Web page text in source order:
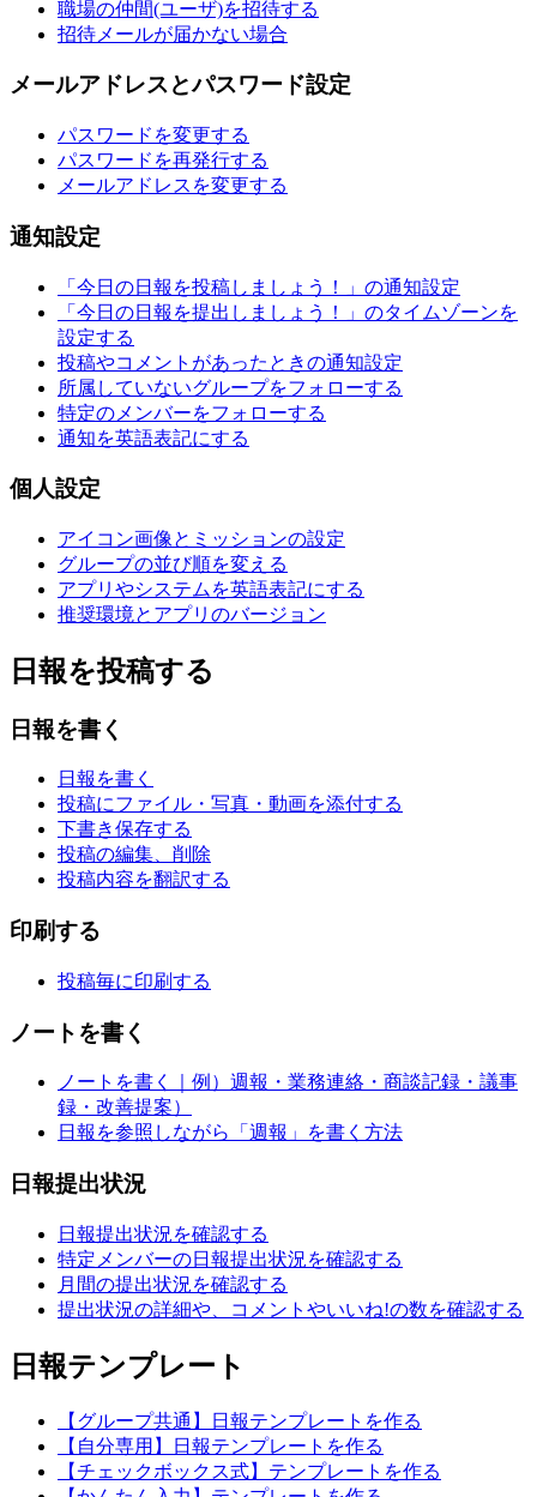
職場の仲間(ユーザ)を招待する
招待メールが届かない場合
メールアドレスとパスワード設定
パスワードを変更する
パスワードを再発行する
メールアドレスを変更する
通知設定
「今日の日報を投稿しましょう！」の通知設定
「今日の日報を提出しましょう！」のタイムゾーンを
設定する
投稿やコメントがあったときの通知設定
所属していないグループをフォローする
特定のメンバーをフォローする
通知を英語表記にする
個人設定
アイコン画像とミッションの設定
グループの並び順を変える
アプリやシステムを英語表記にする
推奨環境とアプリのバージョン
日報を投稿する
日報を書く
日報を書く
投稿にファイル・写真・動画を添付する
下書き保存する
投稿の編集、削除
投稿内容を翻訳する
印刷する
投稿毎に印刷する
ノートを書く
ノートを書く｜例）週報・業務連絡・商談記録・議事
録・改善提案）
日報を参照しながら「週報」を書く方法
日報提出状況
日報提出状況を確認する
特定メンバーの日報提出状況を確認する
月間の提出状況を確認する
提出状況の詳細や、コメントやいいね!の数を確認する
日報テンプレート
【グループ共通】日報テンプレートを作る
【自分専用】日報テンプレートを作る
【チェックボックス式】テンプレートを作る